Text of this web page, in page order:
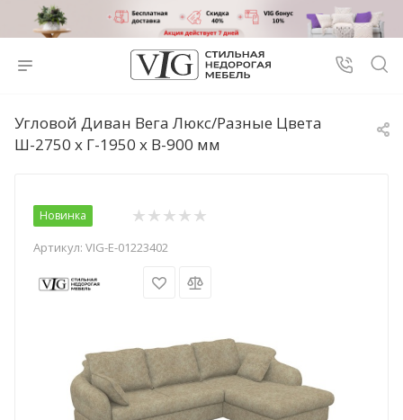
Угловой Диван Вега Люкс/Разные Цвета
Ш-2750 х Г-1950 х В-900 мм
Новинка
Артикул: VIG-E-01223402